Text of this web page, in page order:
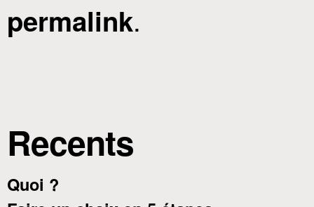
permalink.
Recents
Quoi ?